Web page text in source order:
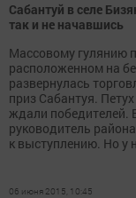
Сабантуй в селе
так и не начавшись
Массовому гулянию
расположенном на
развернулась
приз Сабантуя.
ждали победителей.
руководитель
к выступлению. Но у
06 июня 2015, 10:45